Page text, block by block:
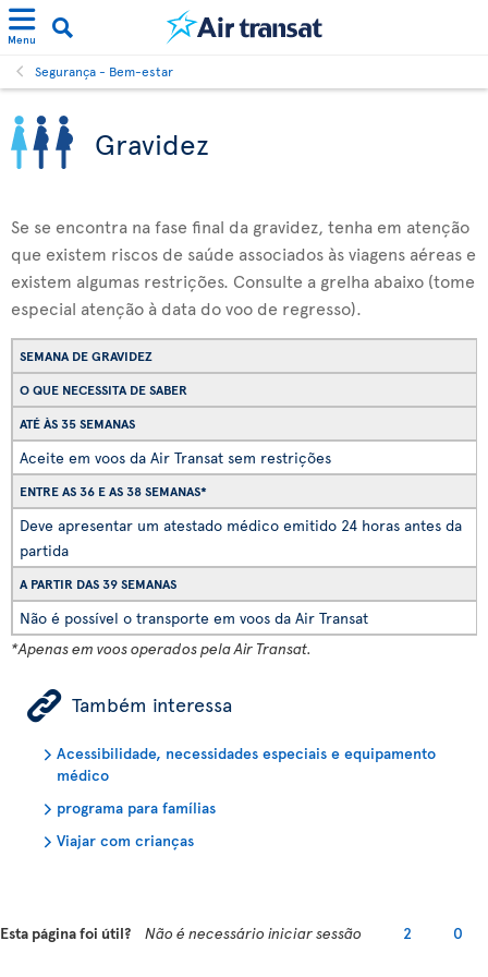
Menu
Segurança - Bem-estar
Gravidez
Se se encontra na fase final da gravidez, tenha em atenção
que existem riscos de saúde associados às viagens aéreas e
existem algumas restrições. Consulte a grelha abaixo (tome
especial atenção à data do voo de regresso).
SEMANA DE GRAVIDEZ
O QUE NECESSITA DE SABER
ATÉ ÀS 35 SEMANAS
Aceite em voos da Air Transat sem restrições
ENTRE AS 36 E AS 38 SEMANAS*
Deve apresentar um atestado médico emitido 24 horas antes da
partida
A PARTIR DAS 39 SEMANAS
Não é possível o transporte em voos da Air Transat
*Apenas em voos operados pela Air Transat.
ÿ Também interessa
Acessibilidade, necessidades especiais e equipamento
médico
programa para famílias
Viajar com crianças
Esta página foi útil? Não é necessário iniciar sessão 2 0